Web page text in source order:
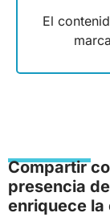
El
Compartir
presencia
enriquece la